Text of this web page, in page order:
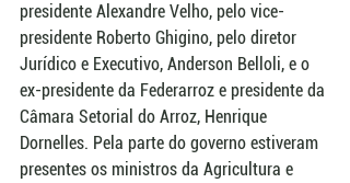
presidente Alexandre Velho, pelo vice-
presidente Roberto Ghigino, pelo diretor
Jurídico e Executivo, Anderson Belloli, e o
ex-presidente da Federarroz e presidente da
Câmara Setorial do Arroz, Henrique
Dornelles. Pela parte do governo estiveram
presentes os ministros da Agricultura e